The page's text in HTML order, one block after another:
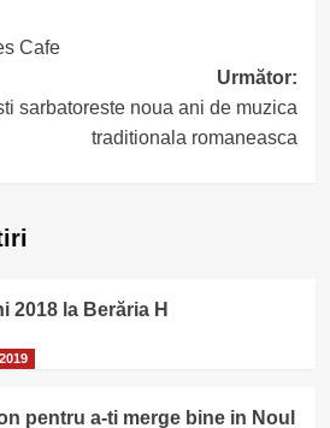
Cafe
Următor:
sarbatoreste noua ani de muzica
traditionala romaneasca
2018 la Berăria H
pentru a-ti merge bine in Noul